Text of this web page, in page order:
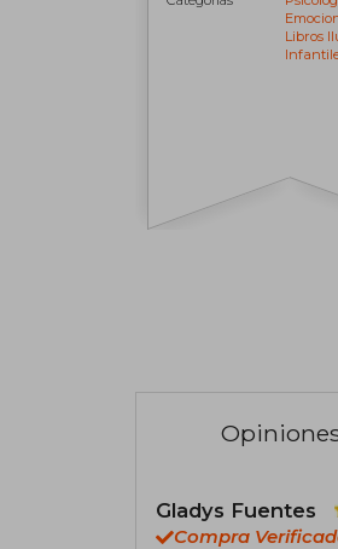
Libros
Gladys Fuentes
Compra